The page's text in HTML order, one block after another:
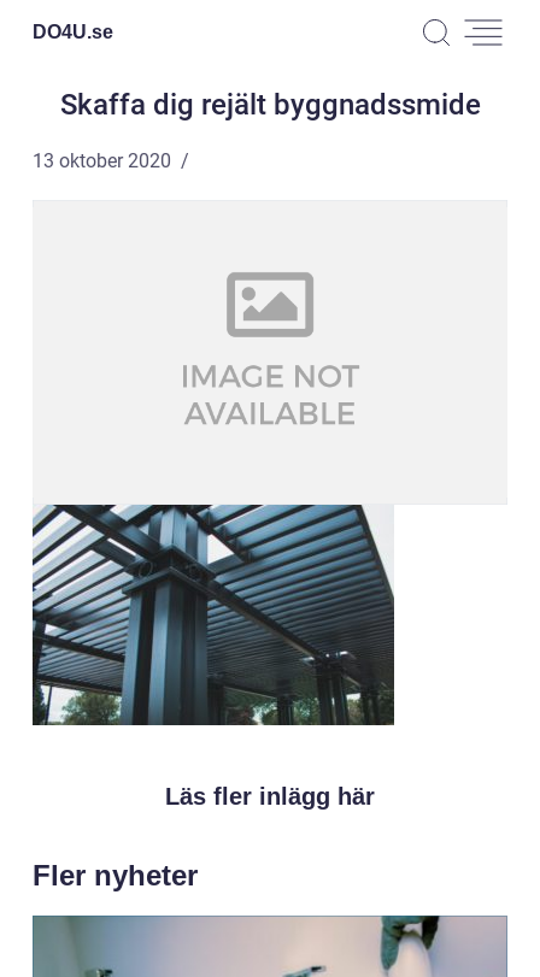
DO4U.se
Skaffa dig rejält byggnadssmide
13 oktober 2020
Läs fler inlägg här
Fler nyheter